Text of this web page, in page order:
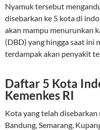
Nyamuk tersebut
disebarkan ke 5 kota di
akan mampu menurunkan
(DBD) yang hingga saat ini
terdampak akan penyakit
Daftar 5 Kota
Kemenkes RI
Kota yang telah
Bandung, Semarang,